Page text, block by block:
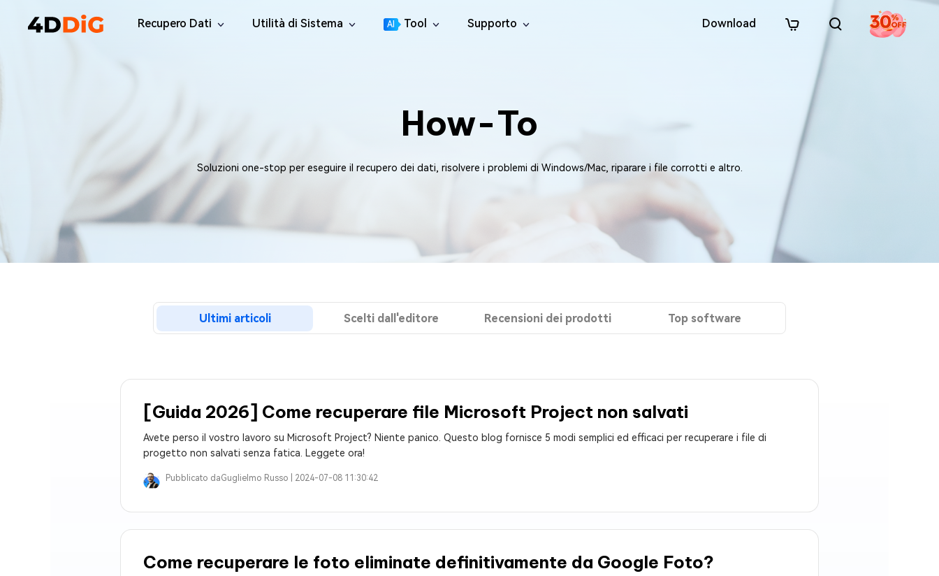
Recupero Dati
Recuperare 2 GB di dati gratuitamente
Utilità di Sistema
4DDiG Duplicate File Deleter
Elimina i file duplicati e pulisci i file spazzatura su Mac
Riparate i problemi di Windows in pochi minuti
Riparare gratuitamente i problemi del Mac
AI Tool
4DDiG Video Repair
Riparare i Video Danneggiati
Riparare le foto danneggiate
Salva i file audio danneggiati
Ripara file corrotti online
4DDiG Email Repair
NUOVO
Supporto
Guida utente
Centro guida per l'utente
Tutti i suggerimenti & Le soluzioni
Download
How-To
Soluzioni one-stop per eseguire il recupero dei dati, risolvere i problemi di Windows/Mac, riparare i file corrotti e altro.
Ultimi articoli Scelti dall'editore Recensioni dei prodotti Top software
[Guida 2026] Come recuperare file Microsoft Project non salvati
Avete perso il vostro lavoro su Microsoft Project? Niente panico. Questo blog fornisce 5 modi semplici ed efficaci per recuperare i file di
progetto non salvati senza fatica. Leggete ora!
Pubblicato daGuglielmo Russo | 2024-07-08 11:30:42
Come recuperare le foto eliminate definitivamente da Google Foto?